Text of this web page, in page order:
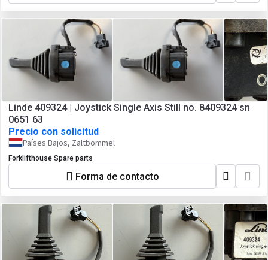
Linde 409324 | Joystick Single Axis Still no. 8409324 sn
0651 63
Precio con solicitud
Países Bajos, Zaltbommel
Forklifthouse Spare parts
Forma de contacto